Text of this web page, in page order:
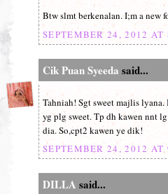
Btw slmt berkenalan. I;m a new
SEPTEMBER 24, 2012 AT
Cik Puan Syeeda said...
Tahniah! Sgt sweet majlis
yg plg sweet. Tp dh kawen nnt
dia. So,cpt2 kawen ye dik!
SEPTEMBER 24, 2012 AT
DILLA said...